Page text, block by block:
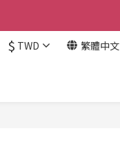
$ TWD 繁體中文